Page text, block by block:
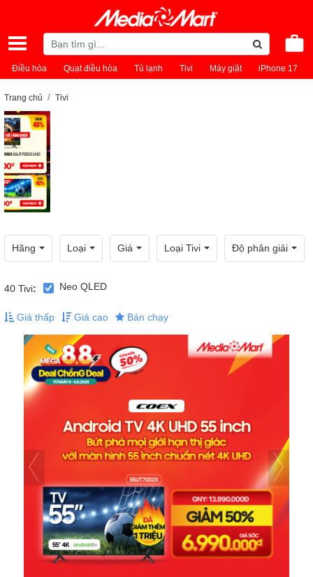
Điều hòa Quạt điều hòa Tủ lạnh Tivi Máy giặt iPhone 17
Trang chủ Tivi
Hãng Loại Giá Loại Tivi Độ phân giải
40 Tivi: Neo QLED
Giá thấp Giá cao Bán chạy